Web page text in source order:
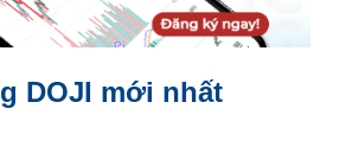
DOJI mới nhất